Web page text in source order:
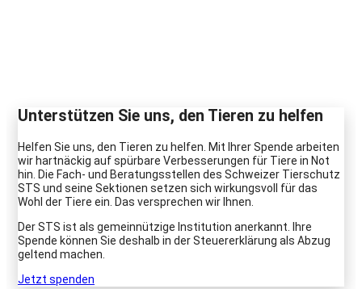
Unterstützen Sie uns, den Tieren zu helfen
Helfen Sie uns, den Tieren zu helfen. Mit Ihrer Spende arbeiten
wir hartnäckig auf spürbare Verbesserungen für Tiere in Not
hin. Die Fach- und Beratungsstellen des Schweizer Tierschutz
STS und seine Sektionen setzen sich wirkungsvoll für das
Wohl der Tiere ein. Das versprechen wir Ihnen.
Der STS ist als gemeinnützige Institution anerkannt. Ihre
Spende können Sie deshalb in der Steuererklärung als Abzug
geltend machen.
Jetzt spenden